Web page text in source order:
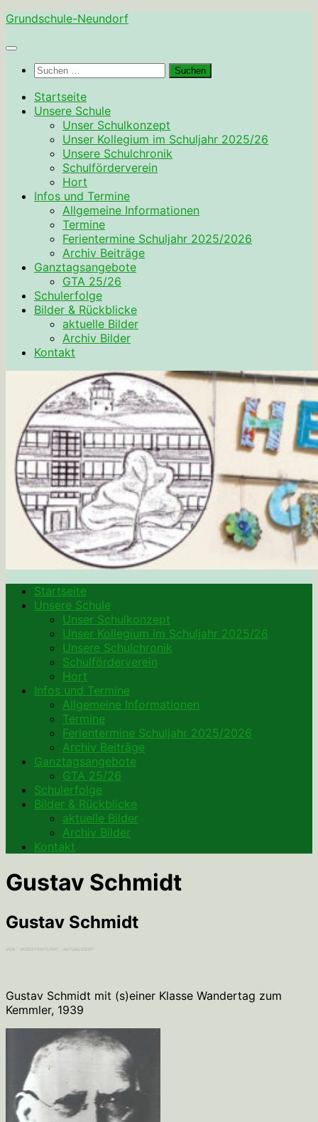
Zum
springen
Grundschule-Neundorf
Suchen
Startseite
Unsere Schule
Unser Schulkonzept
Unser Kollegium im Schuljahr 2025/26
Unsere Schulchronik
Schulförderverein
Hort
Infos und Termine
Allgemeine Informationen
Termine
Ferientermine Schuljahr 2025/2026
Archiv Beiträge
Ganztagsangebote
GTA 25/26
Schulerfolge
Bilder & Rückblicke
aktuelle Bilder
Archiv Bilder
Kontakt
Startseite
Unsere Schule
Unser Schulkonzept
Unser Kollegium im Schuljahr 2025/26
Unsere Schulchronik
Schulförderverein
Hort
Infos und Termine
Allgemeine Informationen
Termine
Ferientermine Schuljahr 2025/2026
Archiv Beiträge
Ganztagsangebote
GTA 25/26
Schulerfolge
Bilder & Rückblicke
aktuelle Bilder
Archiv Bilder
Kontakt
Gustav Schmidt
Gustav Schmidt
VON · VERÖFFENTLICHT · AKTUALISIERT
Gustav Schmidt mit (s)einer Klasse Wandertag zum
Kemmler, 1939